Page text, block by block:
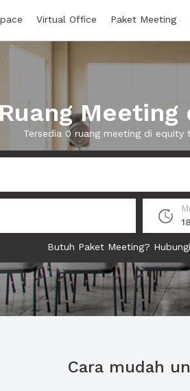
Virtual Office Paket Meeting
Tersedia 0 ruang meeting di equity
Butuh Paket Meeting?
Cara mudah